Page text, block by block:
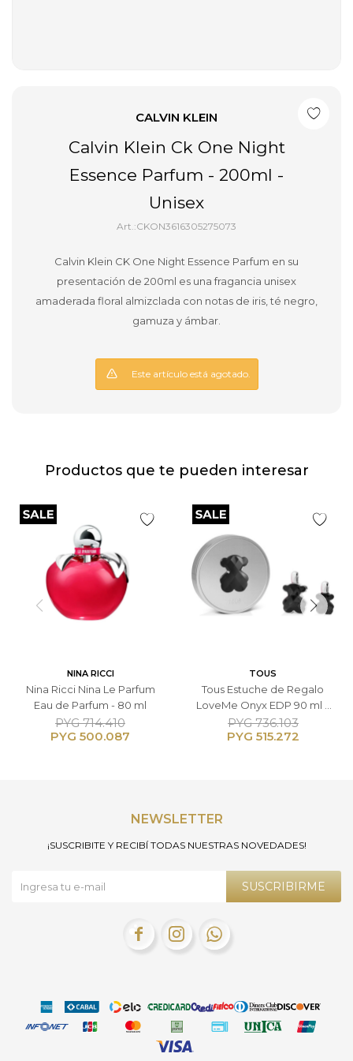
CALVIN KLEIN
Calvin Klein Ck One Night
Essence Parfum - 200ml -
Unisex
CKON3616305275073
Calvin Klein CK One Night Essence Parfum en su
presentación de 200ml es una fragancia unisex
amaderada floral almizclada con notas de iris, té negro,
gamuza y ámbar.
Este artículo está agotado.
Productos que te pueden interesar
NINA RICCI
Nina Ricci Nina Le Parfum
Eau de Parfum - 80 ml
PYG 500.087
PYG 714.410
TOUS
Tous Estuche de Regalo
LoveMe Onyx EDP 90 ml +
30 ml - Femenino
PYG 515.272
PYG 736.103
NEWSLETTER
¡SUSCRIBITE Y RECIBÍ TODAS NUESTRAS NOVEDADES!
SUSCRIBIRME
  